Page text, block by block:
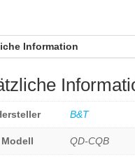
Information
B&T
Modell QD-CQB